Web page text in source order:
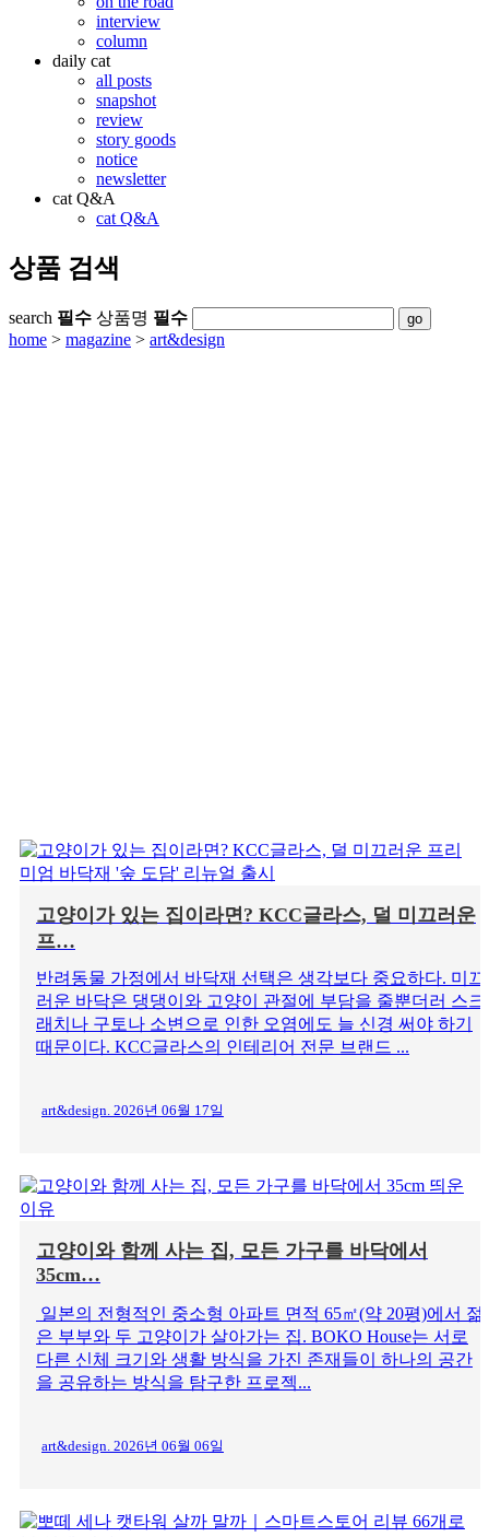
interview
column
daily cat
all posts
snapshot
review
story goods
notice
newsletter
cat Q&A
cat Q&A
상품 검색
search 필수 상품명 필수
home > magazine > art&design
고양이가 있는 집이라면? KCC글라스, 덜 미끄러운
프…
반려동물 가정에서 바닥재 선택은 생각보다 중요하다. 미끄
러운 바닥은 댕댕이와 고양이 관절에 부담을 줄뿐더러 스크
래치나 구토나 소변으로 인한 오염에도 늘 신경 써야 하기
때문이다. KCC글라스의 인테리어 전문 브랜드 ...
art&design. 2026년 06월 17일
고양이와 함께 사는 집, 모든 가구를 바닥에서
35cm…
일본의 전형적인 중소형 아파트 면적 65㎡(약 20평)에서 젊
은 부부와 두 고양이가 살아가는 집. BOKO House는 서로
다른 신체 크기와 생활 방식을 가진 존재들이 하나의 공간
을 공유하는 방식을 탐구한 프로젝...
art&design. 2026년 06월 06일